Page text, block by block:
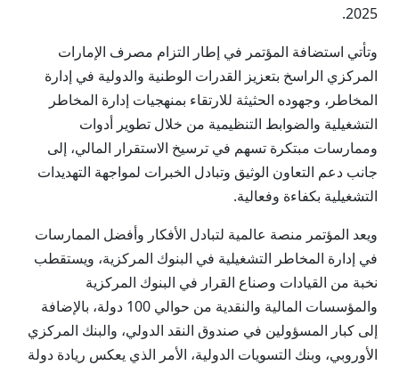
2025.
وتأتي استضافة المؤتمر في إطار التزام مصرف الإمارات
المركزي الراسخ بتعزيز القدرات الوطنية والدولية في إدارة
المخاطر، وجهوده الحثيثة للارتقاء بمنهجيات إدارة المخاطر
التشغيلية والضوابط التنظيمية من خلال تطوير أدوات
وممارسات مبتكرة تسهم في ترسيخ الاستقرار المالي، إلى
جانب دعم التعاون الوثيق وتبادل الخبرات لمواجهة التهديدات
التشغيلية بكفاءة وفعالية.
ويعد المؤتمر منصة عالمية لتبادل الأفكار وأفضل الممارسات
في إدارة المخاطر التشغيلية في البنوك المركزية، ويستقطب
نخبة من القيادات وصناع القرار في البنوك المركزية
والمؤسسات المالية والنقدية من حوالي 100 دولة، بالإضافة
إلى كبار المسؤولين في صندوق النقد الدولي، والبنك المركزي
الأوروبي، وبنك التسويات الدولية، الأمر الذي يعكس ريادة دولة